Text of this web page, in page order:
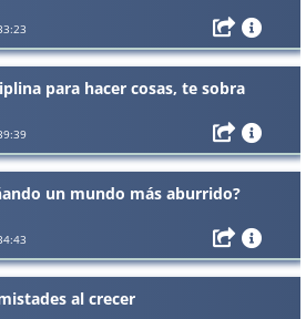
para hacer cosas, te sobra
un mundo más aburrido?
al crecer